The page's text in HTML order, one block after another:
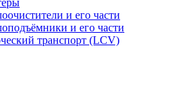
и его части
и его части
транспорт (LCV)